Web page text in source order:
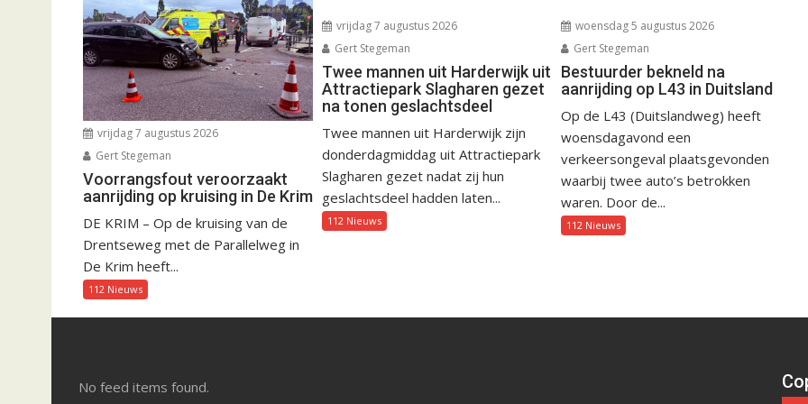
vrijdag 7 augustus 2026
Gert Stegeman
Voorrangsfout veroorzaakt
aanrijding op kruising in De Krim
DE KRIM – Op de kruising van de
Drentseweg met de Parallelweg in
De Krim heeft...
112 Nieuws
vrijdag 7 augustus 2026
Gert Stegeman
Twee mannen uit Harderwijk uit
Attractiepark Slagharen gezet
na tonen geslachtsdeel
Twee mannen uit Harderwijk zijn
donderdagmiddag uit Attractiepark
Slagharen gezet nadat zij hun
geslachtsdeel hadden laten...
112 Nieuws
woensdag 5 augustus 2026
Gert Stegeman
Bestuurder bekneld na
aanrijding op L43 in Duitsland
Op de L43 (Duitslandweg) heeft
woensdagavond een
verkeersongeval plaatsgevonden
waarbij twee auto’s betrokken
waren. Door de...
112 Nieuws
No feed items found.